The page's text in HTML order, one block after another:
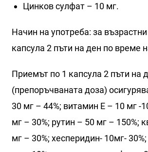
Цинков сулфат – 10 мг.
Начин на употреба: за
капсула 2 пъти на ден по време
Приемът по 1 капсула 2 пъти на
(препоръчваната доза)
30 мг – 44%; витамин Е – 10 мг -
мг – 30%; рутин – 50 мг – 150%;
мг – 30%; хесперидин- 10мг-